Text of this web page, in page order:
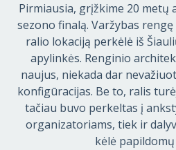
Pirmiausia, grįžkime 20 metų
sezono finalą. Varžybas rengę
ralio lokaciją perkėlė iš
apylinkės. Renginio
naujus, niekada dar
konfigūracijas. Be to, ralis
tačiau buvo perkeltas į
organizatoriams, tiek ir
kėlė